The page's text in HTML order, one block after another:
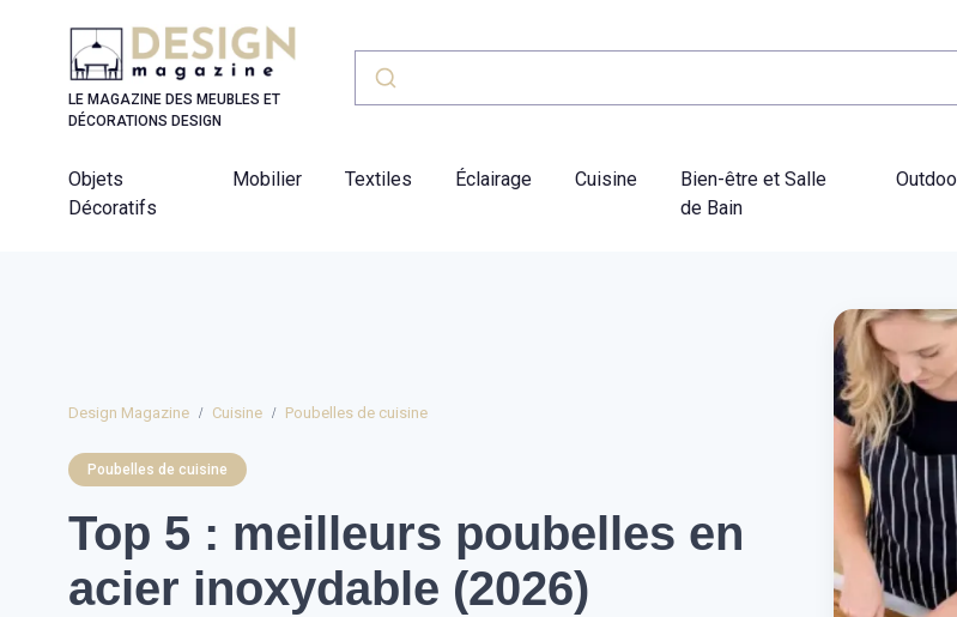
LE MAGAZINE DES MEUBLES ET
DÉCORATIONS DESIGN
Objets
Décoratifs
Mobilier Textiles Éclairage Cuisine
Bien-être et Salle
de Bain
Design Magazine Cuisine Poubelles de cuisine
Poubelles de cuisine
Top 5 : meilleurs poubelles en
acier inoxydable (2026)